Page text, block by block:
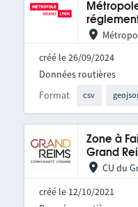
créé le 26/09/2024
Format csv
Données routières
Zone à
Grand
CU du
créé le 12/10/2021